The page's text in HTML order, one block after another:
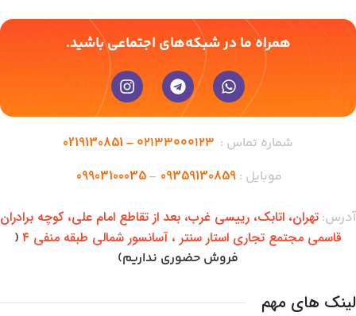
همراه ما در شبکه‌های اجتماعی باشید.
شماره تماس : 02133000123 –
0219130851
موبایل : 09359130859
–
09903100035
آدرس: تهران،‌ اتابک، رییسی غرب، بعد از تقاطع امام علی، کوچه برادران
قاسمی مجتمع تجاری استار سنتر ، آسانسور شمالی طبقه منفی ۴
(
فروش حضوری نداریم)
لینک های مهم